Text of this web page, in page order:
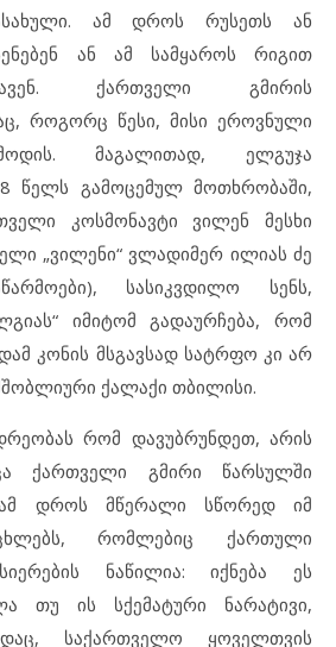
ამ დროს რუსეთს ან
ან ამ სამყაროს რიგით
ქართველი გმირის
როგორც წესი, მისი ეროვნული
მაგალითად, ელგუჯა
წელს გამოცემულ მოთხრობაში,
კოსმონავტი ვილენ მესხი
„ვილენი“ ვლადიმერ ილიას ძე
სასიკვდილო სენს,
იმიტომ გადაურჩება, რომ
კონის მსგავსად სატრფო კი არ
ქალაქი თბილისი.
რომ დავუბრუნდეთ, არის
ქართველი გმირი წარსულში
დროს მწერალი სწორედ იმ
რომლებიც ქართული
ნაწილია: იქნება ეს
თუ ის სქემატური ნარატივი,
საქართველო ყოველთვის